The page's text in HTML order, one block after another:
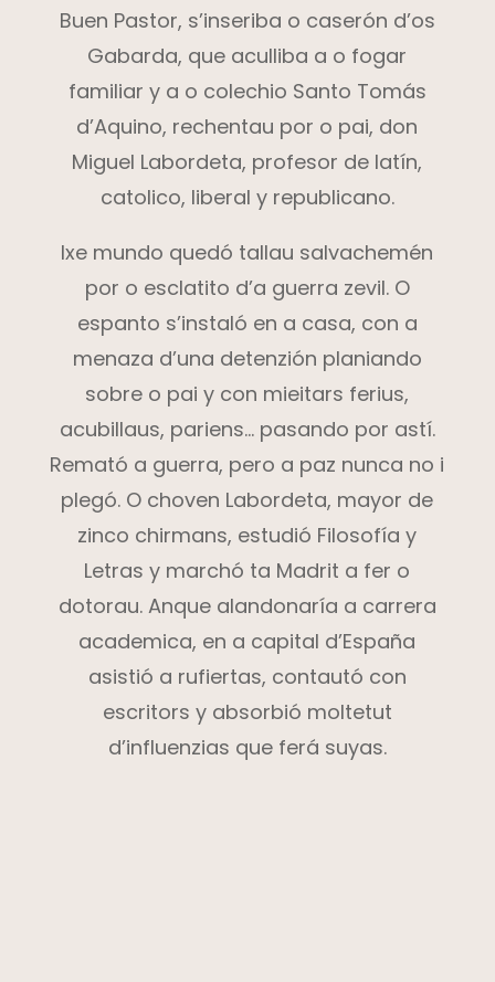
Buen Pastor, s’inseriba o caserón d’os
Gabarda, que aculliba a o fogar
familiar y a o colechio Santo Tomás
d’Aquino, rechentau por o pai, don
Miguel Labordeta, profesor de latín,
catolico, liberal y republicano.
Ixe mundo quedó tallau salvachemén
por o esclatito d’a guerra zevil. O
espanto s’instaló en a casa, con a
menaza d’una detenzión planiando
sobre o pai y con mieitars ferius,
acubillaus, pariens… pasando por astí.
Remató a guerra, pero a paz nunca no i
plegó. O choven Labordeta, mayor de
zinco chirmans, estudió Filosofía y
Letras y marchó ta Madrit a fer o
dotorau. Anque alandonaría a carrera
academica, en a capital d’España
asistió a rufiertas, contautó con
escritors y absorbió moltetut
d’influenzias que ferá suyas.